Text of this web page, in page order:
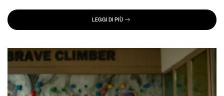
LEGGI DI PIÙ